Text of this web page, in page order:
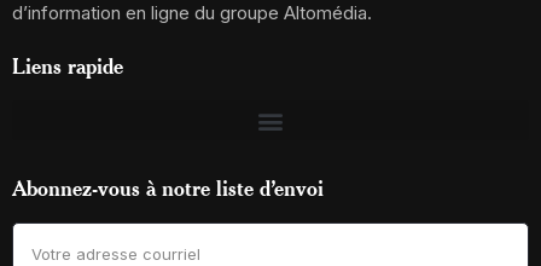
d’information en ligne du groupe Altomédia.
Liens rapide
Abonnez-vous à notre liste d’envoi